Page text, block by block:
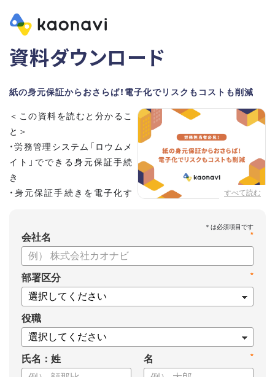
資料ダウンロード
紙の身元保証からおさらば！電子化でリスクもコストも削減
すべて読む
＜この資料を読むと分かるこ
と＞
・労務管理システム「ロウムメ
イト」でできる身元保証手続
き
・身元保証手続きを電子化す
*
会社名
*
部署区分
役職
氏名：姓 *
名